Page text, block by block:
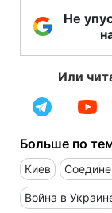
Не
Или
Больше по
Киев
Война в